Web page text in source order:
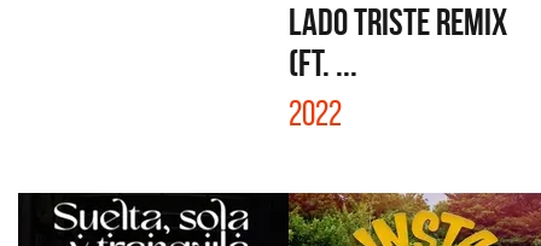
LADO TRISTE REMIX
(FT. ...
2022